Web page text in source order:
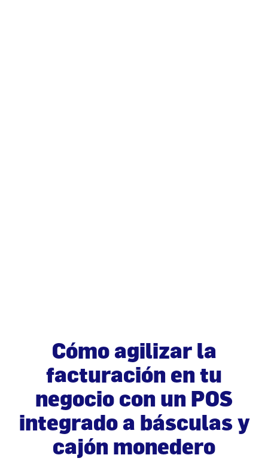
Cómo agilizar la
facturación en tu
negocio con un POS
integrado a básculas y
cajón monedero